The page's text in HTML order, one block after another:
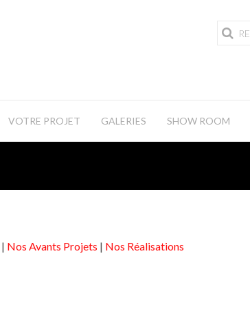
VOTRE PROJET GALERIES SHOW ROOM
| Nos Avants Projets | Nos Réalisations